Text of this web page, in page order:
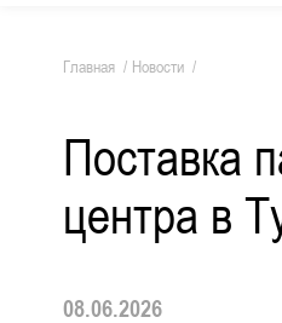
МЕТАЛЛИЧЕСКИЕ
ТЕХНИЧЕСКИЕ ДВЕРИ
Главная / Новости /
Поставка
центра в
08.06.2026